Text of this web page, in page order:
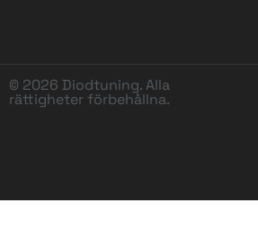
© 2026 Diodtuning. Alla
rättigheter förbehållna.